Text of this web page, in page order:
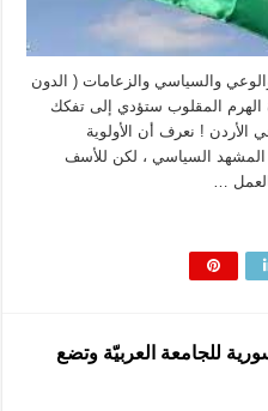
والسياسي والزعامات ( الدون
الهرم المقلوب ستؤدي إلى تفكك
الأردن ! نعرف أن الأولوية
المشهد السياسي ، لكن للأسف
…
للجامعة العربيّة وتضع